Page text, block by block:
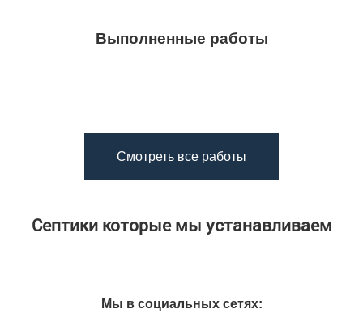
Выполненные работы
Смотреть все работы
Септики которые мы устанавливаем
Мы в социальных сетях: